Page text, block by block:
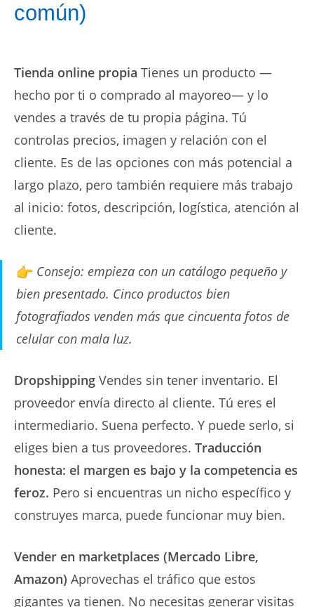
común)
Tienda online propia Tienes un producto —
hecho por ti o comprado al mayoreo— y lo
vendes a través de tu propia página. Tú
controlas precios, imagen y relación con el
cliente. Es de las opciones con más potencial a
largo plazo, pero también requiere más trabajo
al inicio: fotos, descripción, logística, atención al
cliente.
Consejo: empieza con un catálogo pequeño y
bien presentado. Cinco productos bien
fotografiados venden más que cincuenta fotos de
celular con mala luz.
Dropshipping Vendes sin tener inventario. El
proveedor envía directo al cliente. Tú eres el
intermediario. Suena perfecto. Y puede serlo, si
eliges bien a tus proveedores. Traducción
honesta: el margen es bajo y la competencia es
feroz. Pero si encuentras un nicho específico y
construyes marca, puede funcionar muy bien.
Vender en marketplaces (Mercado Libre,
Amazon) Aprovechas el tráfico que estos
gigantes ya tienen. No necesitas generar visitas